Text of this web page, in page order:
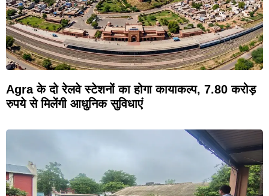
Agra के दो रेलवे स्टेशनों का होगा कायाकल्प, 7.80 करोड़
रुपये से मिलेंगी आधुनिक सुविधाएं